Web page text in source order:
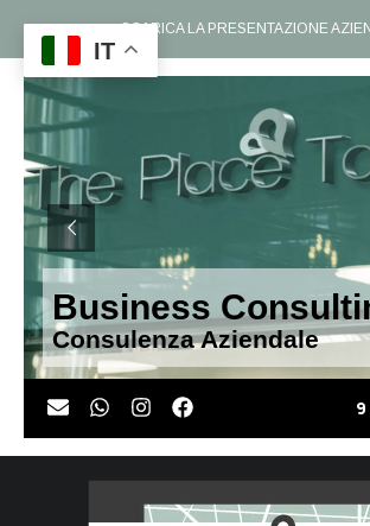
SCARICA LA PRESENTAZIONE
Business
Consulenza Aziendale
IT